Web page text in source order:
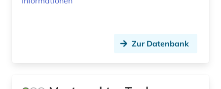
Zur Datenbank